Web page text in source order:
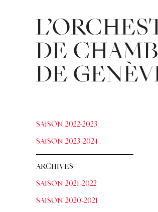
SAISON 2022-2023
SAISON 2023-2024
ARCHIVES
SAISON 2021-2022
SAISON 2020-2021